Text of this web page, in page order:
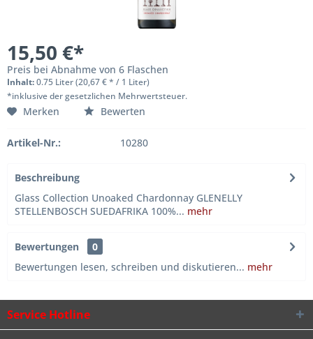
15,50 €*
Preis bei Abnahme von 6 Flaschen
Inhalt:0.75 Liter (20,67 € * / 1 Liter)
*inklusive der gesetzlichen Mehrwertsteuer.
Merken Bewerten
Artikel-Nr.: 10280
Beschreibung
Glass Collection Unoaked Chardonnay GLENELLY
STELLENBOSCH SUEDAFRIKA 100%... mehr
Bewertungen
0
Bewertungen lesen, schreiben und diskutieren... mehr
Service Hotline